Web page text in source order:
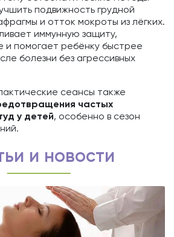
подвижность грудной
и отток мокроты из лёгких.
иммунную защиту,
и помогает ребёнку быстрее
болезни без агрессивных
сеансы также
частых
у детей, особенно в сезон
и новости